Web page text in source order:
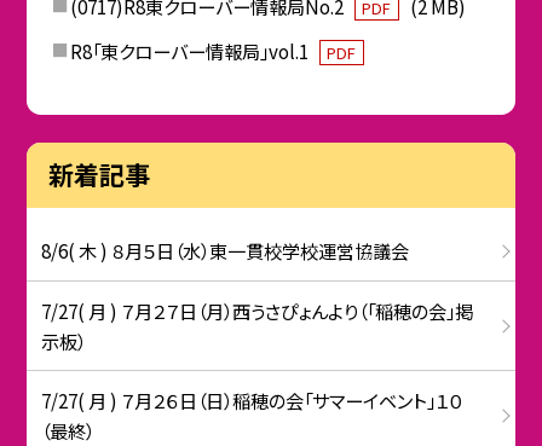
(0717)R8東クローバー情報局No.2 PDF
(2 MB)
R8「東クローバー情報局」vol.1
PDF
新着記事
8/6( 木 ) ８月５日（水）東一貫校学校運営協議会
7/27( 月 ) ７月２７日（月）西うさぴょんより（「稲穂の会」掲
示板）
7/27( 月 ) ７月２６日（日）稲穂の会「サマーイベント」１０
（最終）